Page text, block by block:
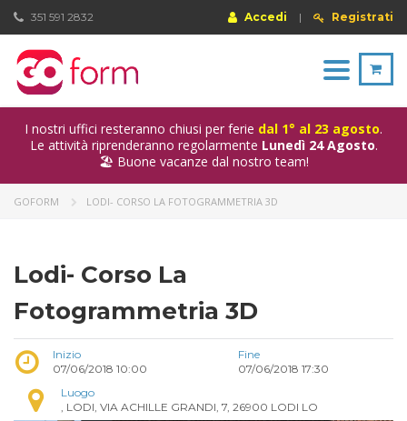
Accedi | Registrati
351 591 2832
Toggle
navigation
I nostri uffici resteranno chiusi per ferie dal 1° al 23 agosto.
Le attività riprenderanno regolarmente Lunedì 24 Agosto.
🏖️ Buone vacanze dal nostro team!
GOFORM LODI- CORSO LA FOTOGRAMMETRIA 3D
Lodi- Corso La
Fotogrammetria 3D
Inizio
07/06/2018 10:00
Fine
07/06/2018 17:30
Luogo
, LODI, VIA ACHILLE GRANDI, 7, 26900 LODI LO